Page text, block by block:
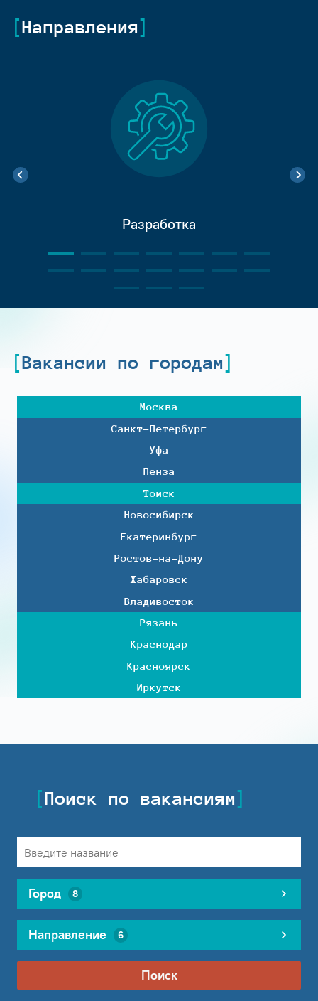
Направления
Разработка
Вакансии по городам
Москва
Санкт-Петербург
Уфа
Пенза
Томск
Новосибирск
Екатеринбург
Ростов-на-Дону
Хабаровск
Владивосток
Рязань
Краснодар
Красноярск
Иркутск
Поиск по вакансиям
Город 8
Направление 6
Поиск